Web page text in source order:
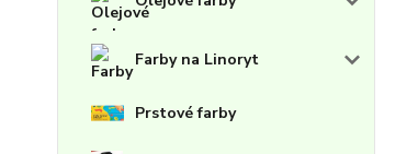
Farby na Linoryt
Prstové farby